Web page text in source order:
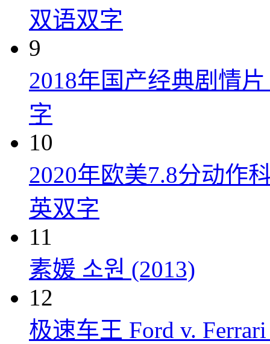
双语双字
9
2018年国产经典剧情
字
10
2020年欧美7.8分动作
英双字
11
素媛 소원 (2013)
12
极速车王 Ford v.